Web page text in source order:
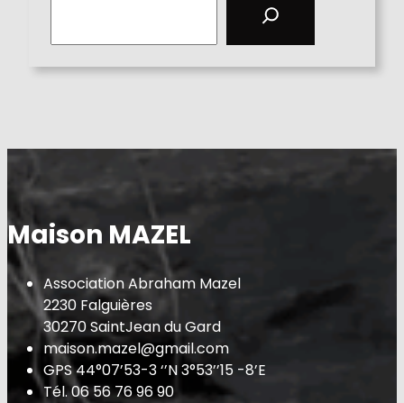
Maison MAZEL
Association Abraham Mazel
2230 Falguières
30270 SaintJean du Gard
maison.mazel@gmail.com
GPS 44°07’53-3 ‘’N 3°53’’15 -8’E
Tél. 06 56 76 96 90